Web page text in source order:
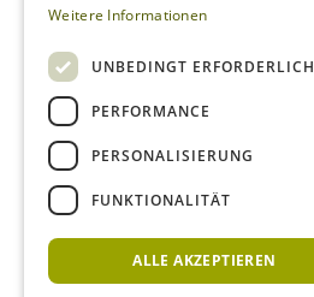
Weitere Informationen
UNBEDINGT ERFORDERLICH
PERFORMANCE
PERSONALISIERUNG
FUNKTIONALITÄT
ALLE AKZEPTIEREN